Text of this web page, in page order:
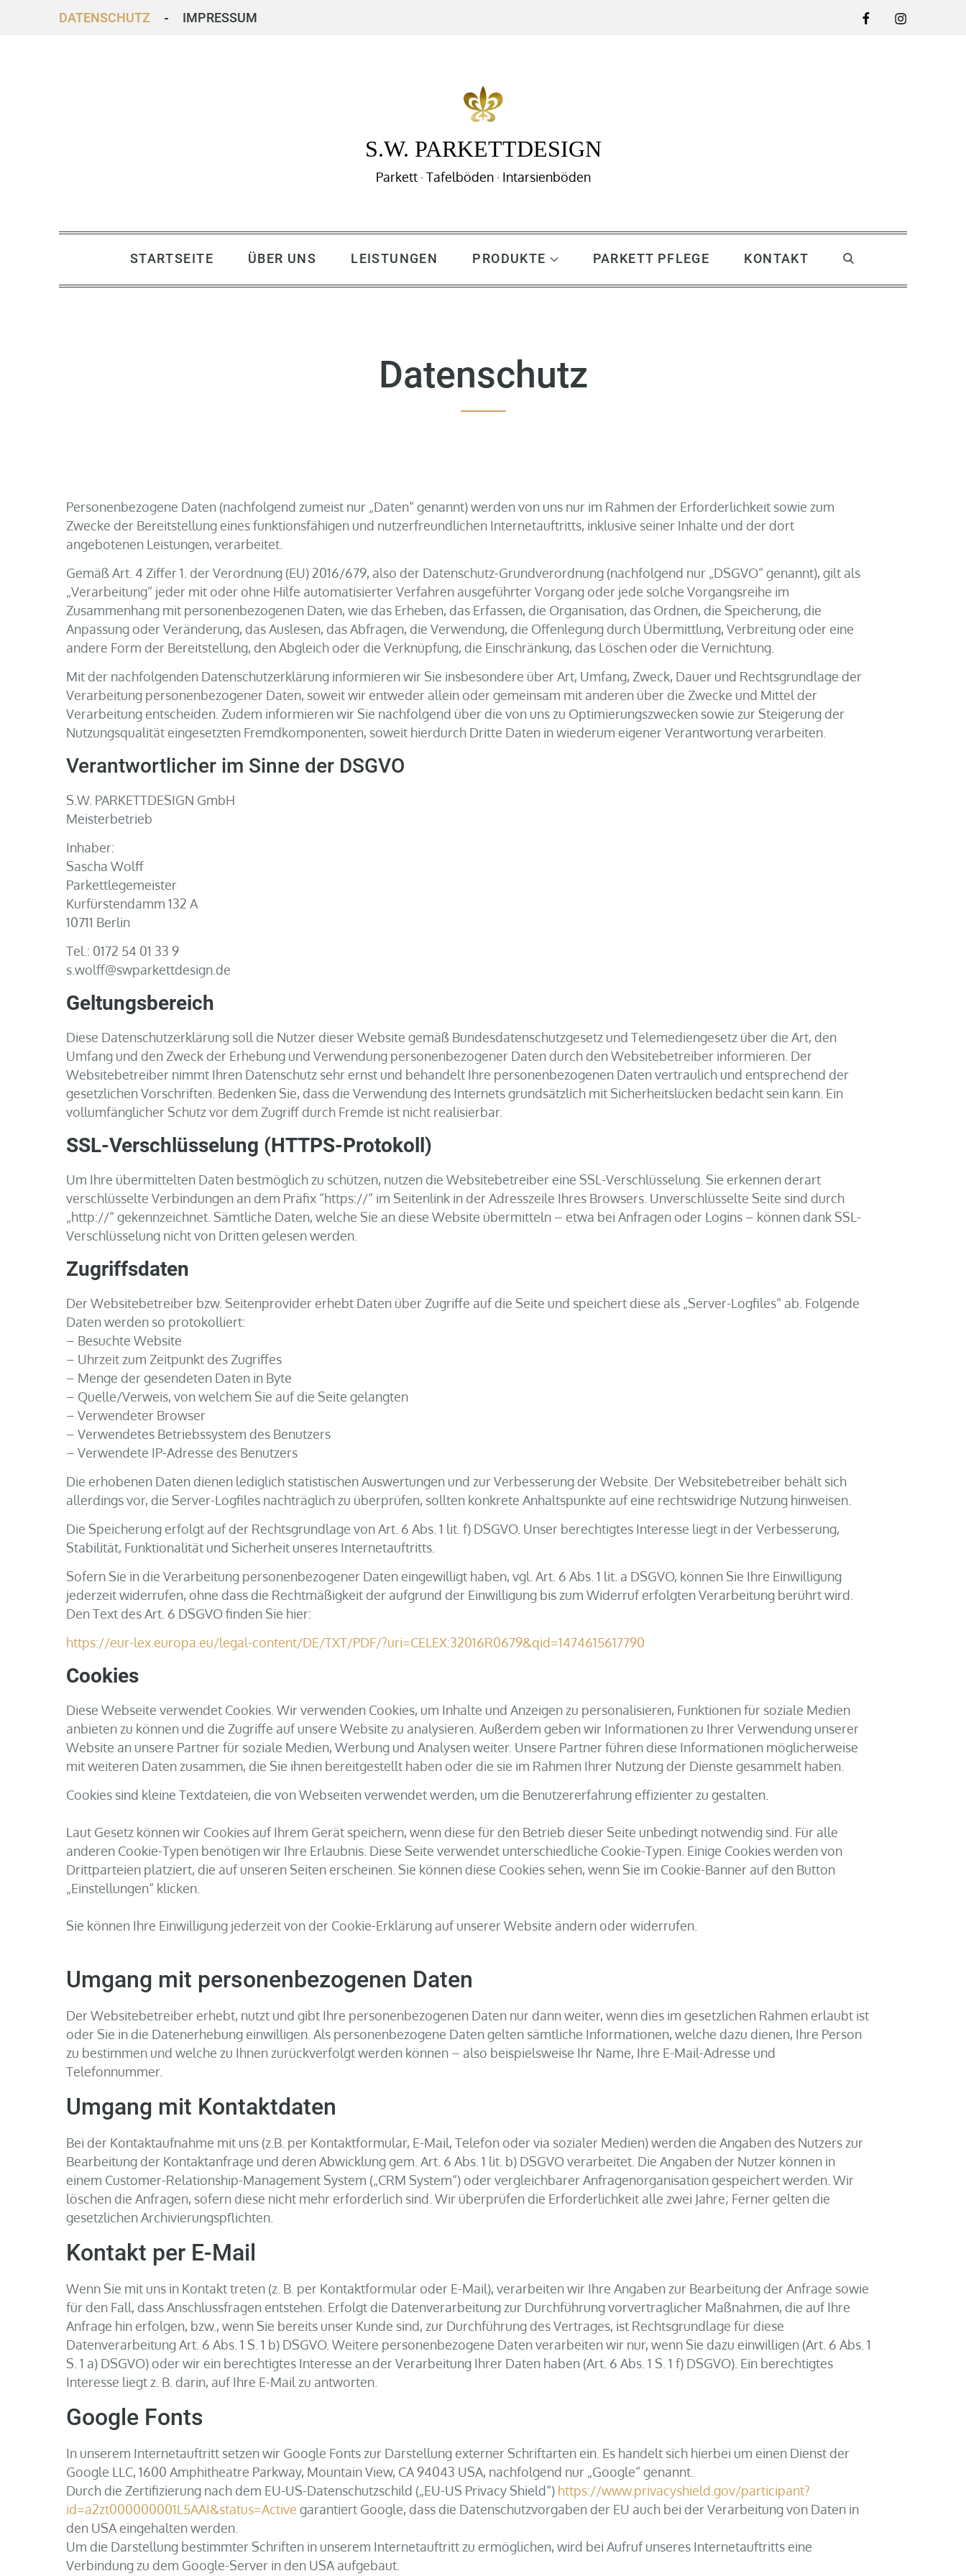
DATENSCHUTZ IMPRESSUM
S.W. PARKETTDESIGN
Parkett · Tafelböden · Intarsienböden
STARTSEITE ÜBER UNS LEISTUNGEN PRODUKTE PARKETT PFLEGE KONTAKT
Datenschutz
Personenbezogene Daten (nachfolgend zumeist nur „Daten“ genannt) werden von uns nur im Rahmen der Erforderlichkeit sowie zum
Zwecke der Bereitstellung eines funktionsfähigen und nutzerfreundlichen Internetauftritts, inklusive seiner Inhalte und der dort
angebotenen Leistungen, verarbeitet.
Gemäß Art. 4 Ziffer 1. der Verordnung (EU) 2016/679, also der Datenschutz-Grundverordnung (nachfolgend nur „DSGVO“ genannt), gilt als
„Verarbeitung“ jeder mit oder ohne Hilfe automatisierter Verfahren ausgeführter Vorgang oder jede solche Vorgangsreihe im
Zusammenhang mit personenbezogenen Daten, wie das Erheben, das Erfassen, die Organisation, das Ordnen, die Speicherung, die
Anpassung oder Veränderung, das Auslesen, das Abfragen, die Verwendung, die Offenlegung durch Übermittlung, Verbreitung oder eine
andere Form der Bereitstellung, den Abgleich oder die Verknüpfung, die Einschränkung, das Löschen oder die Vernichtung.
Mit der nachfolgenden Datenschutzerklärung informieren wir Sie insbesondere über Art, Umfang, Zweck, Dauer und Rechtsgrundlage der
Verarbeitung personenbezogener Daten, soweit wir entweder allein oder gemeinsam mit anderen über die Zwecke und Mittel der
Verarbeitung entscheiden. Zudem informieren wir Sie nachfolgend über die von uns zu Optimierungszwecken sowie zur Steigerung der
Nutzungsqualität eingesetzten Fremdkomponenten, soweit hierdurch Dritte Daten in wiederum eigener Verantwortung verarbeiten.
Verantwortlicher im Sinne der DSGVO
S.W. PARKETTDESIGN GmbH
Meisterbetrieb
Inhaber:
Sascha Wolff
Parkettlegemeister
Kurfürstendamm 132 A
10711 Berlin
Tel.: 0172 54 01 33 9
s.wolff@swparkettdesign.de
Geltungsbereich
Diese Datenschutzerklärung soll die Nutzer dieser Website gemäß Bundesdatenschutzgesetz und Telemediengesetz über die Art, den
Umfang und den Zweck der Erhebung und Verwendung personenbezogener Daten durch den Websitebetreiber informieren. Der
Websitebetreiber nimmt Ihren Datenschutz sehr ernst und behandelt Ihre personenbezogenen Daten vertraulich und entsprechend der
gesetzlichen Vorschriften. Bedenken Sie, dass die Verwendung des Internets grundsätzlich mit Sicherheitslücken bedacht sein kann. Ein
vollumfänglicher Schutz vor dem Zugriff durch Fremde ist nicht realisierbar.
SSL-Verschlüsselung (HTTPS-Protokoll)
Um Ihre übermittelten Daten bestmöglich zu schützen, nutzen die Websitebetreiber eine SSL-Verschlüsselung. Sie erkennen derart
verschlüsselte Verbindungen an dem Präfix “https://“ im Seitenlink in der Adresszeile Ihres Browsers. Unverschlüsselte Seite sind durch
„http://“ gekennzeichnet. Sämtliche Daten, welche Sie an diese Website übermitteln – etwa bei Anfragen oder Logins – können dank SSL-
Verschlüsselung nicht von Dritten gelesen werden.
Zugriffsdaten
Der Websitebetreiber bzw. Seitenprovider erhebt Daten über Zugriffe auf die Seite und speichert diese als „Server-Logfiles“ ab. Folgende
Daten werden so protokolliert:
– Besuchte Website
– Uhrzeit zum Zeitpunkt des Zugriffes
– Menge der gesendeten Daten in Byte
– Quelle/Verweis, von welchem Sie auf die Seite gelangten
– Verwendeter Browser
– Verwendetes Betriebssystem des Benutzers
– Verwendete IP-Adresse des Benutzers
Die erhobenen Daten dienen lediglich statistischen Auswertungen und zur Verbesserung der Website. Der Websitebetreiber behält sich
allerdings vor, die Server-Logfiles nachträglich zu überprüfen, sollten konkrete Anhaltspunkte auf eine rechtswidrige Nutzung hinweisen.
Die Speicherung erfolgt auf der Rechtsgrundlage von Art. 6 Abs. 1 lit. f) DSGVO. Unser berechtigtes Interesse liegt in der Verbesserung,
Stabilität, Funktionalität und Sicherheit unseres Internetauftritts.
Sofern Sie in die Verarbeitung personenbezogener Daten eingewilligt haben, vgl. Art. 6 Abs. 1 lit. a DSGVO, können Sie Ihre Einwilligung
jederzeit widerrufen, ohne dass die Rechtmäßigkeit der aufgrund der Einwilligung bis zum Widerruf erfolgten Verarbeitung berührt wird.
Den Text des Art. 6 DSGVO finden Sie hier:
https://eur-lex.europa.eu/legal-content/DE/TXT/PDF/?uri=CELEX:32016R0679&qid=1474615617790
Cookies
Diese Webseite verwendet Cookies. Wir verwenden Cookies, um Inhalte und Anzeigen zu personalisieren, Funktionen für soziale Medien
anbieten zu können und die Zugriffe auf unsere Website zu analysieren. Außerdem geben wir Informationen zu Ihrer Verwendung unserer
Website an unsere Partner für soziale Medien, Werbung und Analysen weiter. Unsere Partner führen diese Informationen möglicherweise
mit weiteren Daten zusammen, die Sie ihnen bereitgestellt haben oder die sie im Rahmen Ihrer Nutzung der Dienste gesammelt haben.
Cookies sind kleine Textdateien, die von Webseiten verwendet werden, um die Benutzererfahrung effizienter zu gestalten.
Laut Gesetz können wir Cookies auf Ihrem Gerät speichern, wenn diese für den Betrieb dieser Seite unbedingt notwendig sind. Für alle
anderen Cookie-Typen benötigen wir Ihre Erlaubnis. Diese Seite verwendet unterschiedliche Cookie-Typen. Einige Cookies werden von
Drittparteien platziert, die auf unseren Seiten erscheinen. Sie können diese Cookies sehen, wenn Sie im Cookie-Banner auf den Button
„Einstellungen“ klicken.
Sie können Ihre Einwilligung jederzeit von der Cookie-Erklärung auf unserer Website ändern oder widerrufen.
Umgang mit personenbezogenen Daten
Der Websitebetreiber erhebt, nutzt und gibt Ihre personenbezogenen Daten nur dann weiter, wenn dies im gesetzlichen Rahmen erlaubt ist
oder Sie in die Datenerhebung einwilligen. Als personenbezogene Daten gelten sämtliche Informationen, welche dazu dienen, Ihre Person
zu bestimmen und welche zu Ihnen zurückverfolgt werden können – also beispielsweise Ihr Name, Ihre E-Mail-Adresse und
Telefonnummer.
Umgang mit Kontaktdaten
Bei der Kontaktaufnahme mit uns (z.B. per Kontaktformular, E-Mail, Telefon oder via sozialer Medien) werden die Angaben des Nutzers zur
Bearbeitung der Kontaktanfrage und deren Abwicklung gem. Art. 6 Abs. 1 lit. b) DSGVO verarbeitet. Die Angaben der Nutzer können in
einem Customer-Relationship-Management System („CRM System“) oder vergleichbarer Anfragenorganisation gespeichert werden. Wir
löschen die Anfragen, sofern diese nicht mehr erforderlich sind. Wir überprüfen die Erforderlichkeit alle zwei Jahre; Ferner gelten die
gesetzlichen Archivierungspflichten.
Kontakt per E-Mail
Wenn Sie mit uns in Kontakt treten (z. B. per Kontaktformular oder E-Mail), verarbeiten wir Ihre Angaben zur Bearbeitung der Anfrage sowie
für den Fall, dass Anschlussfragen entstehen. Erfolgt die Datenverarbeitung zur Durchführung vorvertraglicher Maßnahmen, die auf Ihre
Anfrage hin erfolgen, bzw., wenn Sie bereits unser Kunde sind, zur Durchführung des Vertrages, ist Rechtsgrundlage für diese
Datenverarbeitung Art. 6 Abs. 1 S. 1 b) DSGVO. Weitere personenbezogene Daten verarbeiten wir nur, wenn Sie dazu einwilligen (Art. 6 Abs. 1
S. 1 a) DSGVO) oder wir ein berechtigtes Interesse an der Verarbeitung Ihrer Daten haben (Art. 6 Abs. 1 S. 1 f) DSGVO). Ein berechtigtes
Interesse liegt z. B. darin, auf Ihre E-Mail zu antworten.
Google Fonts
In unserem Internetauftritt setzen wir Google Fonts zur Darstellung externer Schriftarten ein. Es handelt sich hierbei um einen Dienst der
Google LLC, 1600 Amphitheatre Parkway, Mountain View, CA 94043 USA, nachfolgend nur „Google“ genannt.
Durch die Zertifizierung nach dem EU-US-Datenschutzschild („EU-US Privacy Shield“) https://www.privacyshield.gov/participant?
id=a2zt000000001L5AAI&status=Active garantiert Google, dass die Datenschutzvorgaben der EU auch bei der Verarbeitung von Daten in
den USA eingehalten werden.
Um die Darstellung bestimmter Schriften in unserem Internetauftritt zu ermöglichen, wird bei Aufruf unseres Internetauftritts eine
Verbindung zu dem Google-Server in den USA aufgebaut.